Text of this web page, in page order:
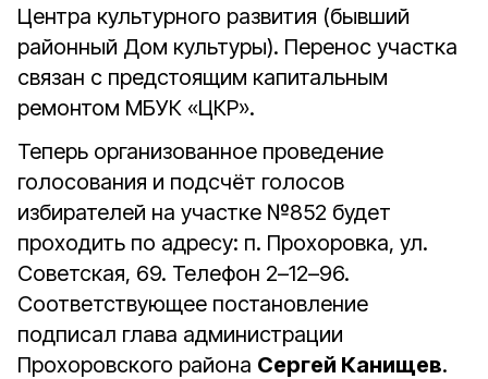
Центра культурного развития (бывший
районный Дом культуры). Перенос участка
связан с предстоящим капитальным
ремонтом МБУК «ЦКР».
Теперь организованное проведение
голосования и подсчёт голосов
избирателей на участке №852 будет
проходить по адресу: п. Прохоровка, ул.
Советская, 69. Телефон 2–12–96.
Соответствующее постановление
подписал глава администрации
Прохоровского района Сергей Канищев.